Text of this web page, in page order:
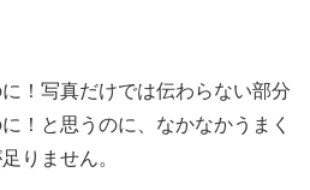
！写真だけでは伝わらない部分
！と思うのに、なかなかうまく
りません。